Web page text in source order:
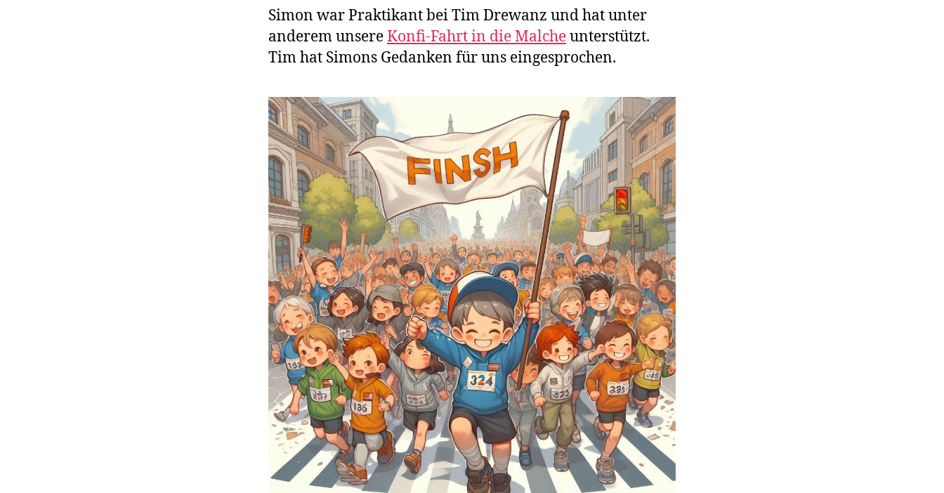
Simon war Praktikant bei Tim Drewanz und hat unter
anderem unsereKonfi-Fahrt in die Malcheunterstützt.
Tim hat Simons Gedanken für uns eingesprochen.